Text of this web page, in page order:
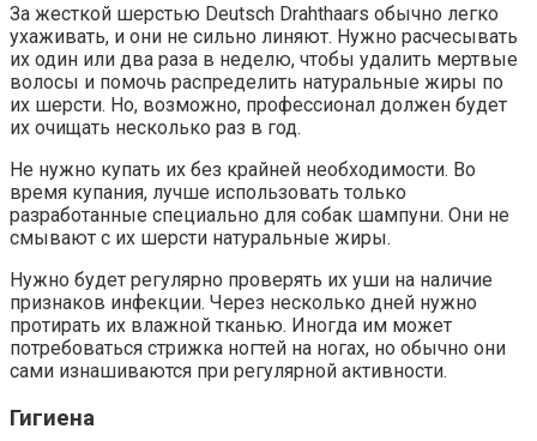
За жесткой шерстью Deutsch Drahthaars обычно легко
ухаживать, и они не сильно линяют. Нужно расчесывать
их один или два раза в неделю, чтобы удалить мертвые
волосы и помочь распределить натуральные жиры по
их шерсти. Но, возможно, профессионал должен будет
их очищать несколько раз в год.
Не нужно купать их без крайней необходимости. Во
время купания, лучше использовать только
разработанные специально для собак шампуни. Они не
смывают с их шерсти натуральные жиры.
Нужно будет регулярно проверять их уши на наличие
признаков инфекции. Через несколько дней нужно
протирать их влажной тканью. Иногда им может
потребоваться стрижка ногтей на ногах, но обычно они
сами изнашиваются при регулярной активности.
Гигиена